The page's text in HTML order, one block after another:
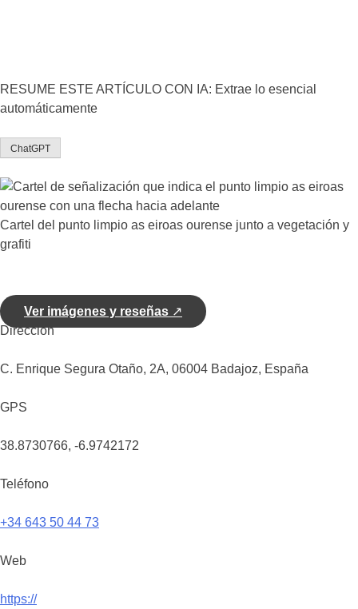
RESUME ESTE ARTÍCULO CON IA: Extrae lo esencial
automáticamente
ChatGPT
Cartel del punto limpio as eiroas ourense junto a vegetación y
grafiti
Ver imágenes y reseñas ↗
Dirección
C. Enrique Segura Otaño, 2A, 06004 Badajoz, España
GPS
38.8730766, -6.9742172
Teléfono
+34 643 50 44 73
Web
https://